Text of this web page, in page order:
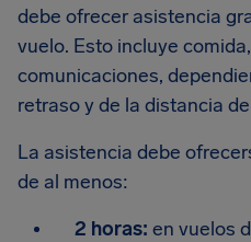
debe ofrecer asistencia
vuelo. Esto incluye
comunicaciones,
retraso y de la distancia
La asistencia debe
de al menos:
2 horas: en vuelos